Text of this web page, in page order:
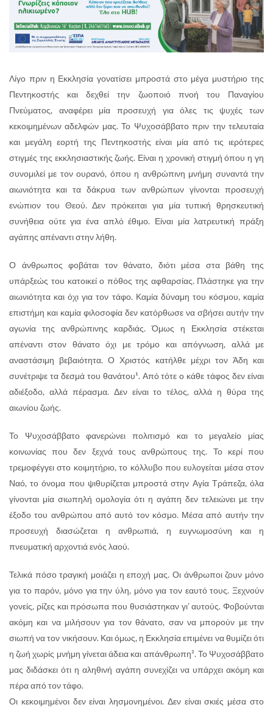
Λίγο πριν η Εκκλησία γονατίσει μπροστά στο μέγα μυστήριο της
Πεντηκοστής και δεχθεί την ζωοποιό πνοή του Παναγίου
Πνεύματος, αναφέρει μία προσευχή για όλες τις ψυχές των
κεκοιμημένων αδελφών μας. Το Ψυχοσάββατο πριν την τελευταία
και μεγάλη εορτή της Πεντηκοστής είναι μία από τις ιερότερες
στιγμές της εκκλησιαστικής ζωής. Είναι η χρονική στιγμή όπου η γη
συνομιλεί με τον ουρανό, όπου η ανθρώπινη μνήμη συναντά την
αιωνιότητα και τα δάκρυα των ανθρώπων γίνονται προσευχή
ενώπιον του Θεού. Δεν πρόκειται για μία τυπική θρησκευτική
συνήθεια ούτε για ένα απλό έθιμο. Είναι μία λατρευτική πράξη
αγάπης απέναντι στην λήθη.
Ο άνθρωπος φοβάται τον θάνατο, διότι μέσα στα βάθη της
υπάρξεώς του κατοικεί ο πόθος της αφθαρσίας. Πλάστηκε για την
αιωνιότητα και όχι για τον τάφο. Καμία δύναμη του κόσμου, καμία
επιστήμη και καμία φιλοσοφία δεν κατόρθωσε να σβήσει αυτήν την
αγωνία της ανθρώπινης καρδιάς. Όμως η Εκκλησία στέκεται
απέναντι στον θάνατο όχι με τρόμο και απόγνωση, αλλά με
αναστάσιμη βεβαιότητα. Ο Χριστός κατήλθε μέχρι τον Άδη και
συνέτριψε τα δεσμά του θανάτου¹. Από τότε ο κάθε τάφος δεν είναι
αδιέξοδο, αλλά πέρασμα. Δεν είναι το τέλος, αλλά η θύρα της
αιωνίου ζωής.
Το Ψυχοσάββατο φανερώνει πολιτισμό και το μεγαλείο μίας
κοινωνίας που δεν ξεχνά τους ανθρώπους της. Το κερί που
τρεμοφέγγει στο κοιμητήριο, το κόλλυβο που ευλογείται μέσα στον
Ναό, το όνομα που ψιθυρίζεται μπροστά στην Αγία Τράπεζα, όλα
γίνονται μία σιωπηλή ομολογία ότι η αγάπη δεν τελειώνει με την
έξοδο του ανθρώπου από αυτό τον κόσμο. Μέσα από αυτήν την
προσευχή διασώζεται η ανθρωπιά, η ευγνωμοσύνη και η
πνευματική αρχοντιά ενός λαού.
Τελικά πόσο τραγική μοιάζει η εποχή μας. Οι άνθρωποι ζουν μόνο
για το παρόν, μόνο για την ύλη, μόνο για τον εαυτό τους. Ξεχνούν
γονείς, ρίζες και πρόσωπα που θυσιάστηκαν γι’ αυτούς. Φοβούνται
ακόμη και να μιλήσουν για τον θάνατο, σαν να μπορούν με την
σιωπή να τον νικήσουν. Και όμως, η Εκκλησία επιμένει να θυμίζει ότι
η ζωή χωρίς μνήμη γίνεται άδεια και απάνθρωπη². Το Ψυχοσάββατο
μας διδάσκει ότι η αληθινή αγάπη συνεχίζει να υπάρχει ακόμη και
πέρα από τον τάφο.
Οι κεκοιμημένοι δεν είναι λησμονημένοι. Δεν είναι σκιές μέσα στο